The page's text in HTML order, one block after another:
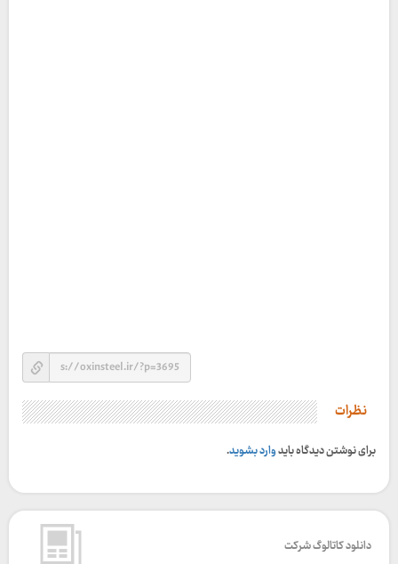
نظرات
برای نوشتن دیدگاه بایدوارد بشوید.
دانلود کاتالوگ شرکت